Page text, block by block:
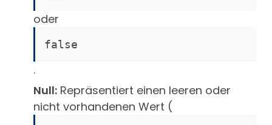
oder
false
.
Null: Repräsentiert einen leeren oder
nicht vorhandenen Wert (